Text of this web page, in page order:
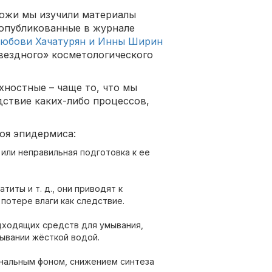
мы изучили материалы
в журнале
Хачатурян и Инны Ширин
косметологического
– чаще то, что мы
каких-либо процессов,
эпидермиса:
неправильная подготовка к ее
и т. д., они приводят к
влаги как следствие.
средств для умывания,
жёсткой водой.
фоном, снижением синтеза